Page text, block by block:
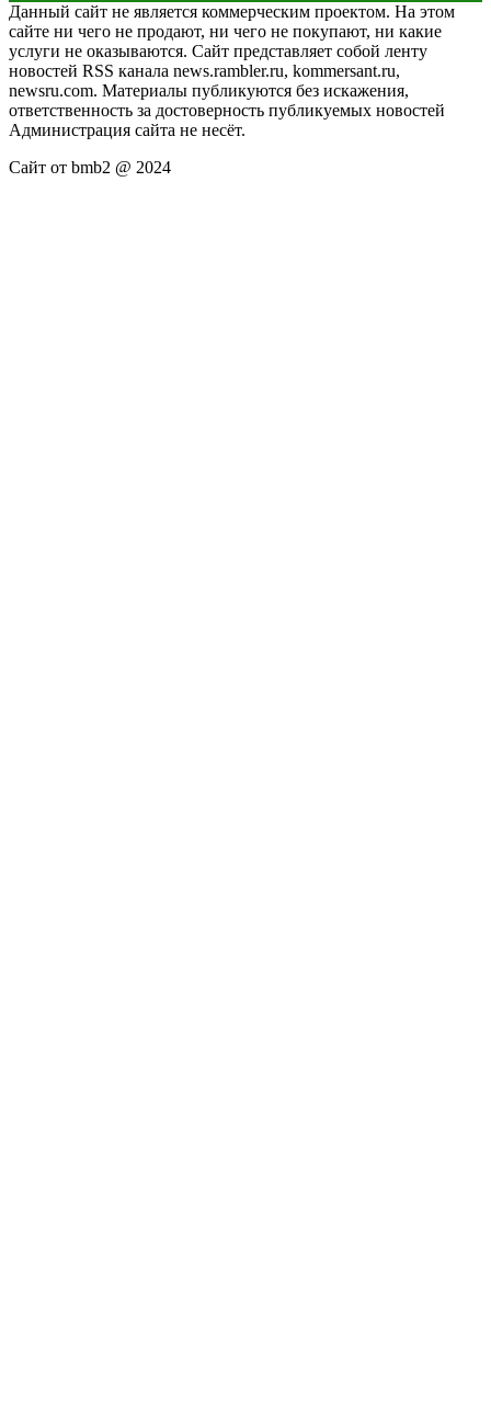
Данный сайт не является коммерческим проектом. На этом
сайте ни чего не продают, ни чего не покупают, ни какие
услуги не оказываются. Сайт представляет собой ленту
новостей RSS канала news.rambler.ru, kommersant.ru,
newsru.com. Материалы публикуются без искажения,
ответственность за достоверность публикуемых новостей
Администрация сайта не несёт.
Сайт от bmb2 @ 2024